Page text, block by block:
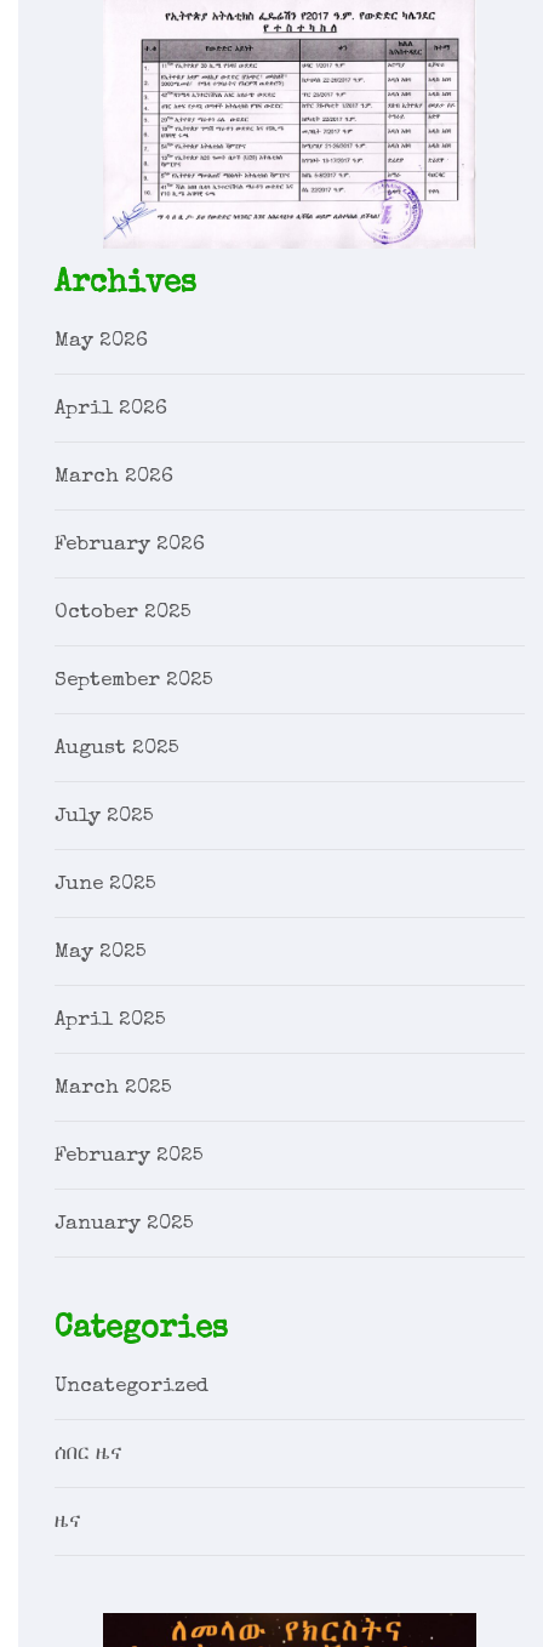
Archives
May 2026
April 2026
March 2026
February 2026
October 2025
September 2025
August 2025
July 2025
June 2025
May 2025
April 2025
March 2025
February 2025
January 2025
Categories
Uncategorized
ሰበር ዜና
ዜና